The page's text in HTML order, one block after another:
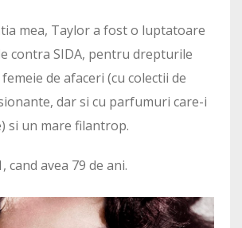
mea, Taylor a fost o luptatoare
contra SIDA, pentru drepturile
de afaceri (cu colectii de
dar si cu parfumuri care-i
si un mare filantrop.
cand avea 79 de ani.